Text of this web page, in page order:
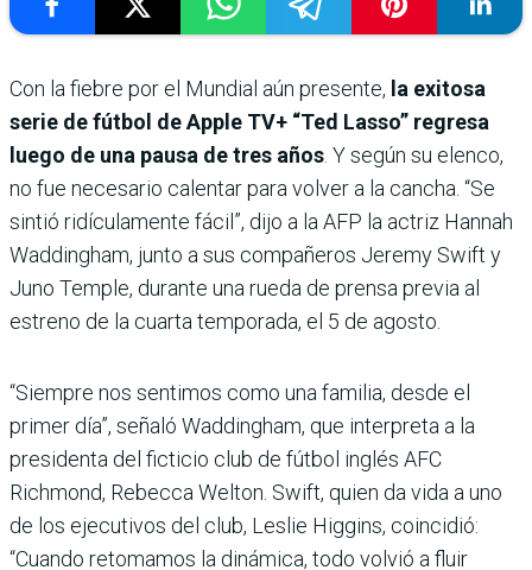
Con la fiebre por el Mundial aún presente, la exitosa
serie de fútbol de Apple TV+ “Ted Lasso” regresa
luego de una pausa de tres años . Y según su elenco,
no fue necesario calentar para volver a la cancha. “Se
sintió ridículamente fácil”, dijo a la AFP la actriz Hannah
Waddingham, junto a sus compañeros Jeremy Swift y
Juno Temple, durante una rueda de prensa previa al
estreno de la cuarta temporada, el 5 de agosto.
“Siempre nos sentimos como una familia, desde el
primer día”, señaló Waddingham, que interpreta a la
presidenta del ficticio club de fútbol inglés AFC
Richmond, Rebecca Welton. Swift, quien da vida a uno
de los ejecutivos del club, Leslie Higgins, coincidió:
“Cuando retomamos la dinámica, todo volvió a fluir